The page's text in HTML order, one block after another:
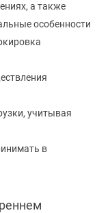
а также
особенности
учитывая
в